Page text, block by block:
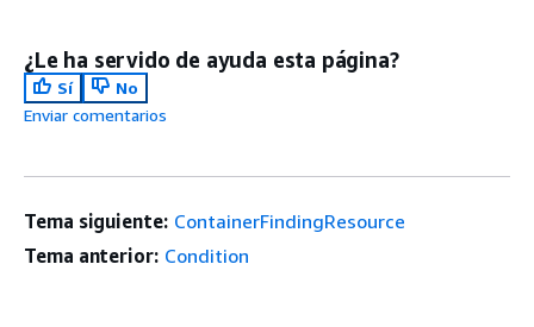
¿Le ha servido de ayuda esta página?
Sí
No
Enviar comentarios
Tema siguiente: ContainerFindingResource
Tema anterior: Condition